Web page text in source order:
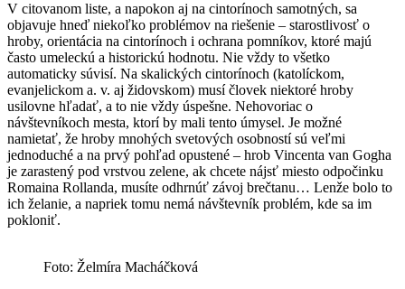
V citovanom liste, a napokon aj na cintorínoch samotných, sa
objavuje hneď niekoľko problémov na riešenie – starostlivosť o
hroby, orientácia na cintorínoch i ochrana pomníkov, ktoré majú
často umeleckú a historickú hodnotu. Nie vždy to všetko
automaticky súvisí. Na skalických cintorínoch (katolíckom,
evanjelickom a. v. aj židovskom) musí človek niektoré hroby
usilovne hľadať, a to nie vždy úspešne. Nehovoriac o
návštevníkoch mesta, ktorí by mali tento úmysel. Je možné
namietať, že hroby mnohých svetových osobností sú veľmi
jednoduché a na prvý pohľad opustené – hrob Vincenta van Gogha
je zarastený pod vrstvou zelene, ak chcete nájsť miesto odpočinku
Romaina Rollanda, musíte odhrnúť závoj brečtanu… Lenže bolo to
ich želanie, a napriek tomu nemá návštevník problém, kde sa im
pokloniť.
Foto: Želmíra Macháčková